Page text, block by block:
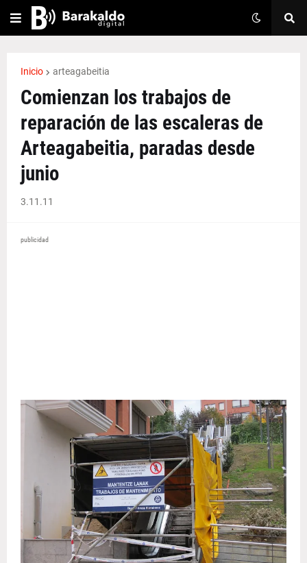
Inicio arteagabeitia
Comienzan los trabajos de
reparación de las escaleras de
Arteagabeitia, paradas desde
junio
3.11.11
publicidad